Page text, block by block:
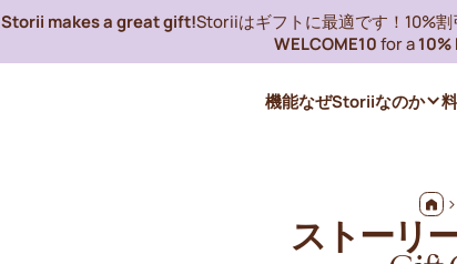
Storii makes a great gift!Storiiはギフトに最適です！10%
WELCOME10 for a
機能なぜStoriiなのか
ストーリ